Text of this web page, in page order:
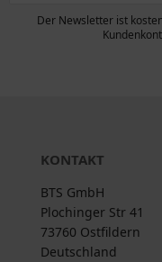
Der Newsletter ist
KONTAKT
BTS GmbH
Plochinger Str 41
73760 Ostfildern
Deutschland